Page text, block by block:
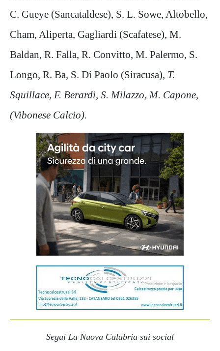
C. Gueye (Sancataldese), S. L. Sowe, Altobello,
Cham, Aliperta, Gagliardi (Scafatese), M.
Baldan, R. Falla, R. Convitto, M. Palermo, S.
Longo, R. Ba, S. Di Paolo (Siracusa), T.
Squillace, F. Berardi, S. Milazzo, M. Capone,
(Vibonese Calcio).
Segui La Nuova Calabria sui social